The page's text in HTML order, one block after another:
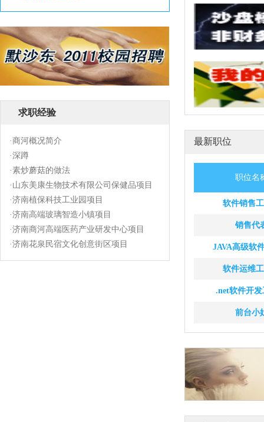
求职经验
·商河概况简介
·深蹲
·素炒蘑菇的做法
· 山东美康生物技术有限公司保健品项目
·济南植保科技工业园项目
·济南高端玻璃智造小镇项目
·济南商河高端医药产业研发中心项目
·济南花泉民宿文化创意街区项目
最新职位
职位名
软件销售
销售代
JAVA高级软
软件运维
.net软件开
前台小